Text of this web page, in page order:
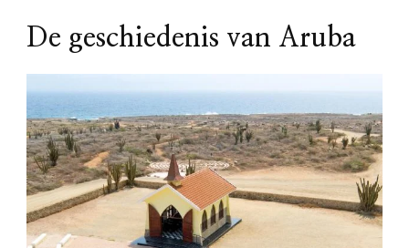
De geschiedenis van Aruba